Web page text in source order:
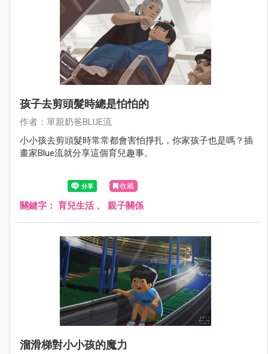
孩子去剪頭髮時總是怕怕的
作者：單親奶爸BLUE流
小小孩去剪頭髮時常常都會害怕掙扎，你家孩子也是嗎？插
畫家Blue流就分享這個育兒趣事。
收藏
關鍵字： 育兒生活、 親子關係
溜滑梯對小小孩的魔力